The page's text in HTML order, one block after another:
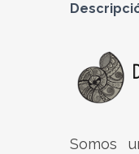
Somos